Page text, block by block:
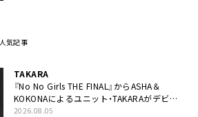
人気記事
TAKARA
『No No Girls THE FINAL』からASHA＆
KOKONAによるユニット・TAKARAがデビュ
ー
2026.08.05